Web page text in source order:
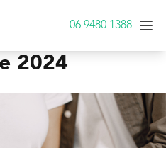
06 9480 1388
2024